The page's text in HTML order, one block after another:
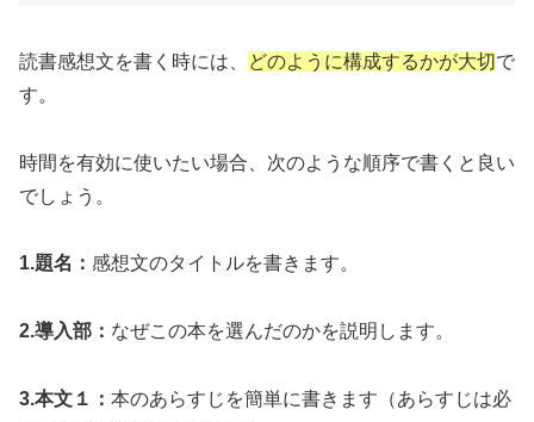
読書感想文を書く時には、 どのように構成するかが大切で
す。
時間を有効に使いたい場合、次のような順序で書くと良い
でしょう。
1.題名： 感想文のタイトルを書きます。
2.導入部： なぜこの本を選んだのかを説明します。
3.本文１： 本のあらすじを簡単に書きます（あらすじは必